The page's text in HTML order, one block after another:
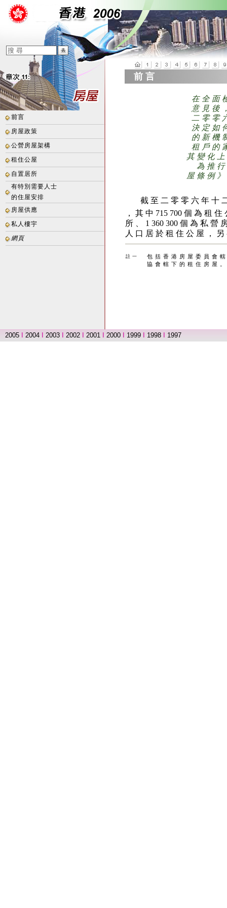
前言
房屋政策
公營房屋架構
租住公屋
自置居所
有特別需要人士
的住屋安排
房屋供應
私人樓宇
網頁
前 言
在 全 面
意 見 後
二 零 零
決 定 如
的 新 機
租 戶 的
其 變 化
為 推 行
屋 條 例
截 至 二 零 零 六 年 十
， 其 中 715 700 個 為 租 住
所 、 1 360 300 個 為 私 營
人 口 居 於 租 住 公 屋 ，
註 一
包 括 香 港 房 屋 委 員 會
協 會 轄 下 的 租 住 房 屋 。
2005 2004 2003 2002 2001 2000 1999 1998 1997